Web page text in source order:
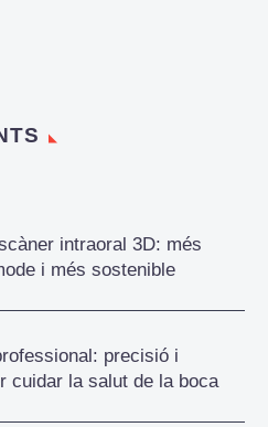
intraoral 3D: més
i més sostenible
precisió i
cuidar la salut de la boca